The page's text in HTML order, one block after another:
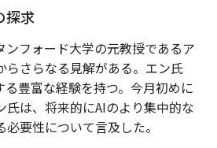
探求
ンフォード大学の元教授であるア
らさらなる見解がある。エン氏
豊富な経験を持つ。今月初めに
氏は、将来的にAIのより集中的な
要性について言及した。